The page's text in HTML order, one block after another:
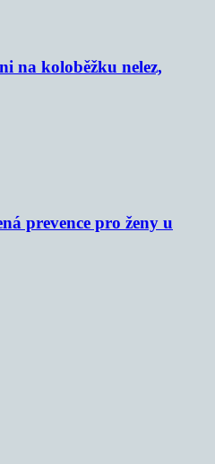
na koloběžku nelez,
prevence pro ženy u